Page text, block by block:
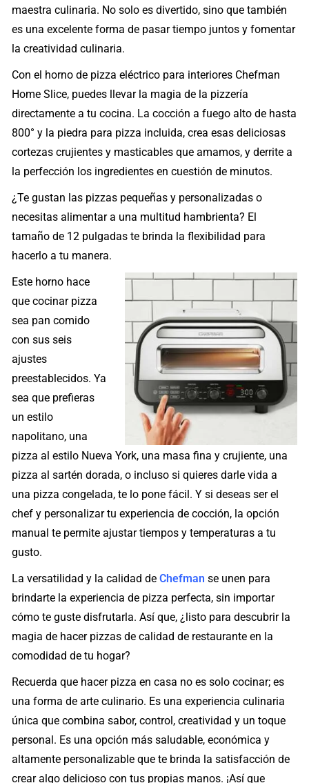
maestra culinaria. No solo es divertido, sino que también
es una excelente forma de pasar tiempo juntos y fomentar
la creatividad culinaria.
Con el horno de pizza eléctrico para interiores Chefman
Home Slice, puedes llevar la magia de la pizzería
directamente a tu cocina. La cocción a fuego alto de hasta
800° y la piedra para pizza incluida, crea esas deliciosas
cortezas crujientes y masticables que amamos, y derrite a
la perfección los ingredientes en cuestión de minutos.
¿Te gustan las pizzas pequeñas y personalizadas o
necesitas alimentar a una multitud hambrienta? El
tamaño de 12 pulgadas te brinda la flexibilidad para
hacerlo a tu manera.
Este horno hace
que cocinar pizza
sea pan comido
con sus seis
ajustes
preestablecidos. Ya
sea que prefieras
un estilo
napolitano, una
pizza al estilo Nueva York, una masa fina y crujiente, una
pizza al sartén dorada, o incluso si quieres darle vida a
una pizza congelada, te lo pone fácil. Y si deseas ser el
chef y personalizar tu experiencia de cocción, la opción
manual te permite ajustar tiempos y temperaturas a tu
gusto.
La versatilidad y la calidad deChefman se unen para
brindarte la experiencia de pizza perfecta, sin importar
cómo te guste disfrutarla. Así que, ¿listo para descubrir la
magia de hacer pizzas de calidad de restaurante en la
comodidad de tu hogar?
Recuerda que hacer pizza en casa no es solo cocinar; es
una forma de arte culinario. Es una experiencia culinaria
única que combina sabor, control, creatividad y un toque
personal. Es una opción más saludable, económica y
altamente personalizable que te brinda la satisfacción de
crear algo delicioso con tus propias manos. ¡Así que